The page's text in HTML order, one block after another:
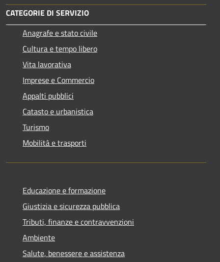
CATEGORIE DI SERVIZIO
Anagrafe e stato civile
Cultura e tempo libero
Vita lavorativa
Imprese e Commercio
Appalti pubblici
Catasto e urbanistica
Turismo
Mobilità e trasporti
Educazione e formazione
Giustizia e sicurezza pubblica
Tributi, finanze e contravvenzioni
Ambiente
Salute, benessere e assistenza